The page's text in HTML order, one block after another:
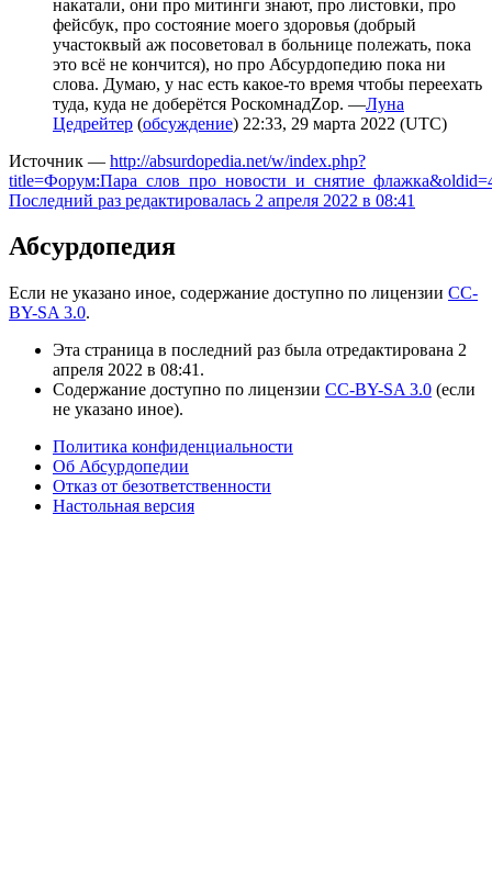
накатали, они про митинги знают, про листовки, про
фейсбук, про состояние моего здоровья (добрый
участоквый аж посоветовал в больнице полежать, пока
это всё не кончится), но про Абсурдопедию пока ни
слова. Думаю, у нас есть какое-то время чтобы переехать
туда, куда не доберётся РоскомнадZор. —Луна
Цедрейтер (обсуждение) 22:33, 29 марта 2022 (UTC)
Источник — http://absurdopedia.net/w/index.php?
Последний раз редактировалась 2 апреля 2022 в 08:41
Абсурдопедия
Если не указано иное, содержание доступно по лицензии CC-
BY-SA 3.0.
Эта страница в последний раз была отредактирована 2
апреля 2022 в 08:41.
Содержание доступно по лицензии CC-BY-SA 3.0 (если
не указано иное).
Политика конфиденциальности
Об Абсурдопедии
Отказ от безответственности
Настольная версия